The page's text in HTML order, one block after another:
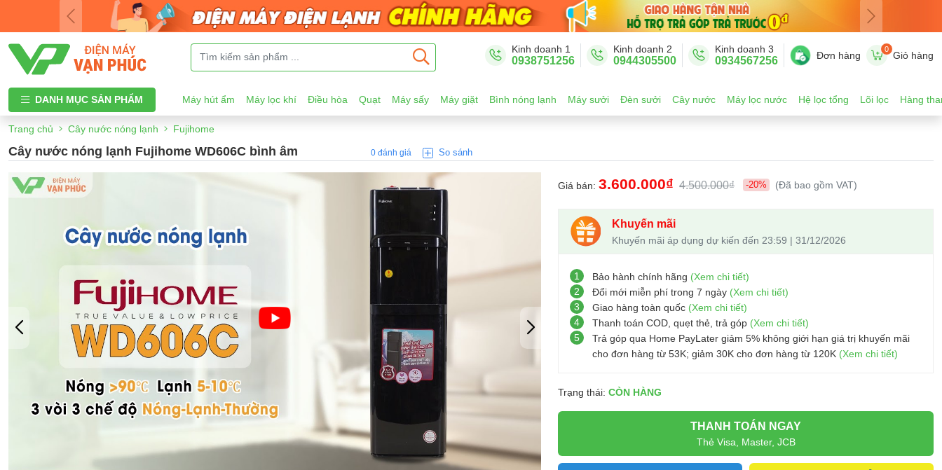
Kinh doanh 1
0938751256
Kinh doanh 2
0944305500
Kinh doanh 3
0934567256 Đơn hàng
0
Giỏ hàng
DANH MỤC SẢN PHẨM Máy hút ẩm Máy lọc khí Điều hòa Quạt Máy sấy Máy giặt Bình nóng lạnh Máy sưởi Đèn sưởi Cây nước Máy lọc nước Hệ lọc tổng Lõi lọc Hàng
Trang chủ Cây nước nóng lạnh Fujihome
Cây nước nóng lạnh Fujihome WD606C bình âm 0 đánh giá So sánh
Giá bán: 3.600.000₫ 4.500.000₫ -20% (Đã bao gồm VAT)
Khuyến mãi
Khuyến mãi áp dụng dự kiến đến 23:59 | 31/12/2026
1 Bảo hành chính hãng (Xem chi tiết)
2
Đổi mới miễn phí trong 7 ngày (Xem chi tiết)
3
Giao hàng toàn quốc (Xem chi tiết)
4
Thanh toán COD, quẹt thẻ, trả góp (Xem chi tiết)
5
Trả góp qua Home PayLater giảm 5% không giới hạn giá trị khuyến mãi
cho đơn hàng từ 53K; giảm 30K cho đơn hàng từ 120K (Xem chi tiết)
Trạng thái: CÒN HÀNG
THANH TOÁN NGAY
Thẻ Visa, Master, JCB